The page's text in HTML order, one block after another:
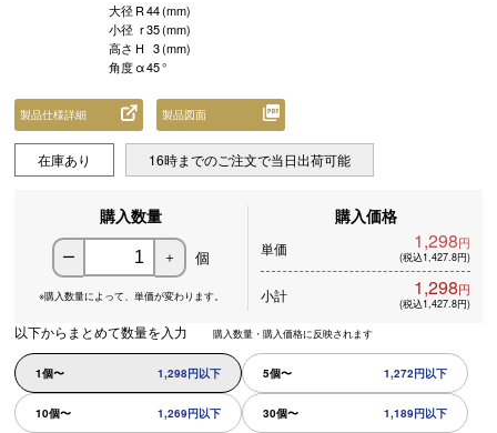
大径R44(mm)
小径 r35(mm)
高さ H 3(mm)
角度α45°
製品仕様詳細 製品図面
在庫あり 16時までのご注文で当日出荷可能
購入数量
ー ＋ 個
※購入数量によって、 単価が変わります。
購入価格
単価 1,298円
(税込1,427.8円)
小計 1,298円
(税込1,427.8円)
以下からまとめて数量を入力 購入数量・購入価格に反映されます
1個〜 1,298円以下 5個〜 1,272円以下
10個〜 1,269円以下 30個〜 1,189円以下